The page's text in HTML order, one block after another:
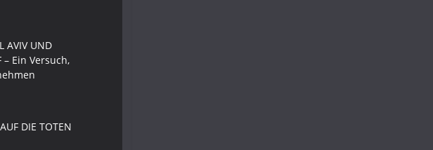
AVIV UND
– Ein Versuch,
DIE TOTEN